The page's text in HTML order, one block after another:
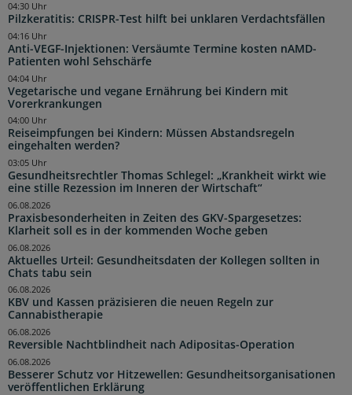
Pilzkeratitis: CRISPR-Test hilft bei unklaren Verdachtsfällen
04:30 Uhr
Anti-VEGF-Injektionen: Versäumte Termine kosten nAMD-
Patienten wohl Sehschärfe
04:16 Uhr
Vegetarische und vegane Ernährung bei Kindern mit
Vorerkrankungen
04:04 Uhr
Reiseimpfungen bei Kindern: Müssen Abstandsregeln
eingehalten werden?
04:00 Uhr
Gesundheitsrechtler Thomas Schlegel: „Krankheit wirkt wie
eine stille Rezession im Inneren der Wirtschaft“
03:05 Uhr
Praxisbesonderheiten in Zeiten des GKV-Spargesetzes:
Klarheit soll es in der kommenden Woche geben
06.08.2026
Aktuelles Urteil: Gesundheitsdaten der Kollegen sollten in
Chats tabu sein
06.08.2026
KBV und Kassen präzisieren die neuen Regeln zur
Cannabistherapie
06.08.2026
Reversible Nachtblindheit nach Adipositas-Operation
06.08.2026
Besserer Schutz vor Hitzewellen: Gesundheitsorganisationen
veröffentlichen Erklärung
06.08.2026